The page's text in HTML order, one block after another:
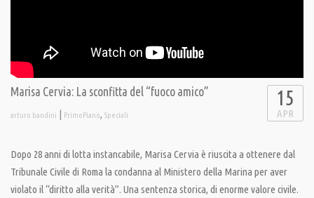
Marisa Cervia: La sconfitta del “fuoco amico”
arturo bandini | PrimoPiano, Speciali
15
APR
Dopo 28 anni di lotta instancabile, Marisa Cervia è riuscita a ottenere dal
Tribunale Civile di Roma la condanna al Ministero della Marina per aver
violato il “diritto alla verità”. Una sentenza storica, di enorme valore civile.